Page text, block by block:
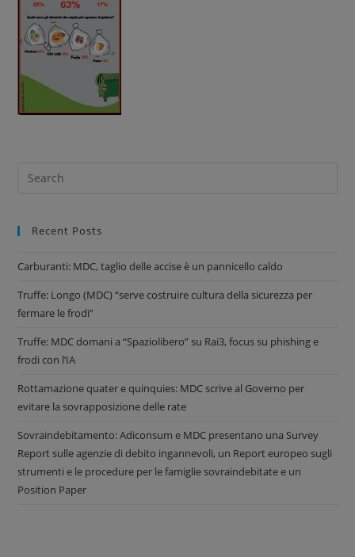
Recent Posts
Carburanti: MDC, taglio delle accise è un pannicello caldo
Truffe: Longo (MDC) “serve costruire cultura della sicurezza per
fermare le frodi”
Truffe: MDC domani a “Spaziolibero” su Rai3, focus su phishing e
frodi con l’IA
Rottamazione quater e quinquies: MDC scrive al Governo per
evitare la sovrapposizione delle rate
Sovraindebitamento: Adiconsum e MDC presentano una Survey
Report sulle agenzie di debito ingannevoli, un Report europeo sugli
strumenti e le procedure per le famiglie sovraindebitate e un
Position Paper